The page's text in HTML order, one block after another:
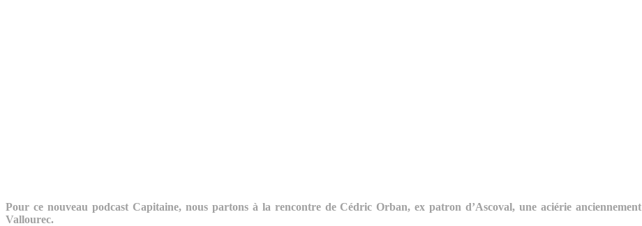
Pour ce nouveau podcast Capitaine, nous partons à la rencontre de Cédric Orban, ex patron d’Ascoval, une aciérie
Vallourec.